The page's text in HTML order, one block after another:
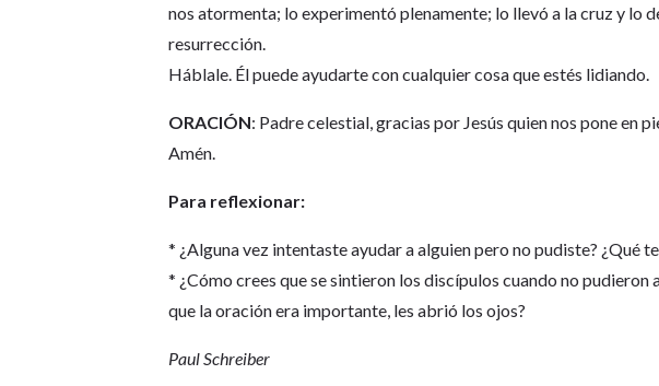
nos atormenta; lo experimentó plenamente; lo llevó a la cruz y lo
resurrección.
Háblale. Él puede ayudarte con cualquier cosa que estés lidiando.
ORACIÓN: Padre celestial, gracias por Jesús quien nos pone en
Amén.
Para reflexionar:
* ¿Alguna vez intentaste ayudar a alguien pero no pudiste? ¿Qué
* ¿Cómo crees que se sintieron los discípulos cuando no pudieron
que la oración era importante, les abrió los ojos?
Paul Schreiber